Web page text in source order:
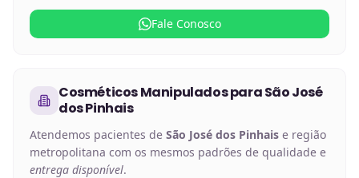
Fale Conosco
Cosméticos ManipuladosparaSão José
dos Pinhais
Atendemos pacientes de São José dos Pinhais e região
metropolitana com os mesmos padrões de qualidade e
entrega disponível.